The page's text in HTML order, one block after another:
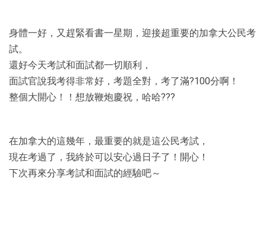
身體一好，又趕緊看書一星期，迎接超重要的加拿大公民考
試。
還好今天考試和面試都一切順利，
面試官說我考得非常好，考題全對，考了滿?️100分啊！
整個大開心！！想放鞭炮慶祝，哈哈???
在加拿大的這幾年，最重要的就是這公民考試，
現在考過了，我終於可以安心過日子了！開心！
下次再來分享考試和面試的經驗吧～